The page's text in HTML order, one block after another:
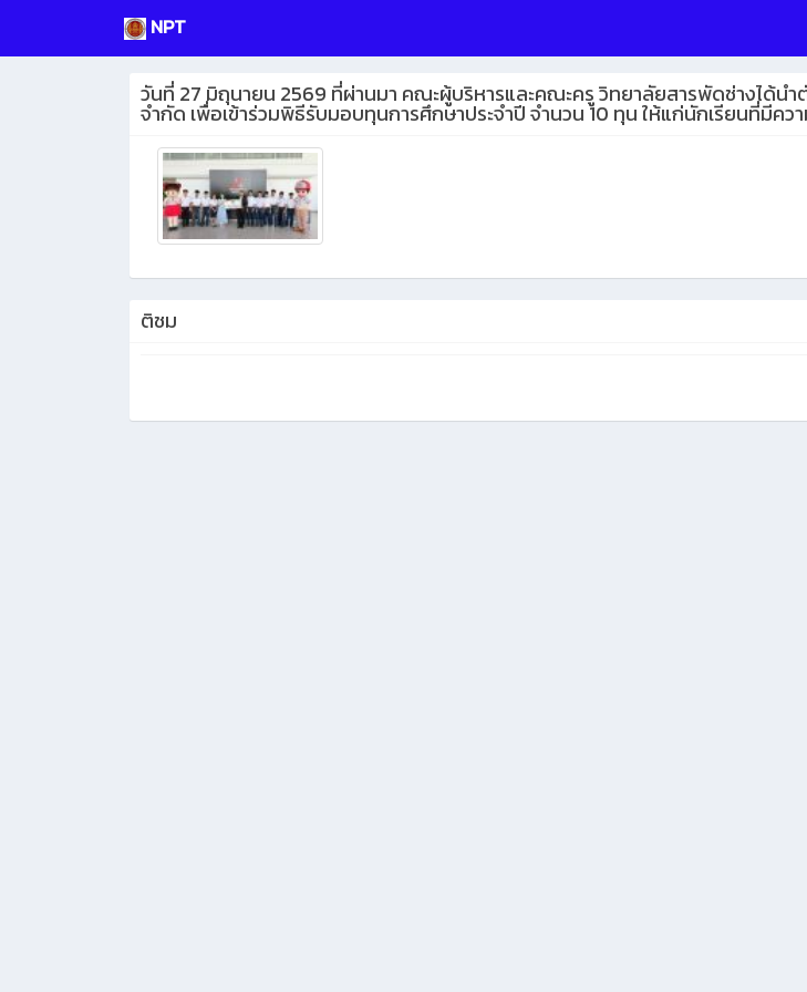
NPT
วันที่ 27 มิถุนายน 2569 ที่ผ่านมา คณะผู้บริหารและคณะครู วิทยาลัยสารพัดช่างได้น
จำกัด เพื่อเข้าร่วมพิธีรับมอบทุนการศึกษาประจำปี จำนวน 10 ทุน ให้แก่นักเรียนที่มี
ติชม